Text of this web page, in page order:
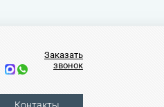
Заказать
звонок